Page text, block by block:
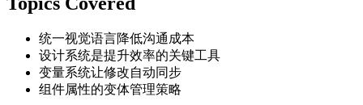
统一视觉语言降低沟通成本
设计系统是提升效率的关键工具
变量系统让修改自动同步
组件属性的变体管理策略